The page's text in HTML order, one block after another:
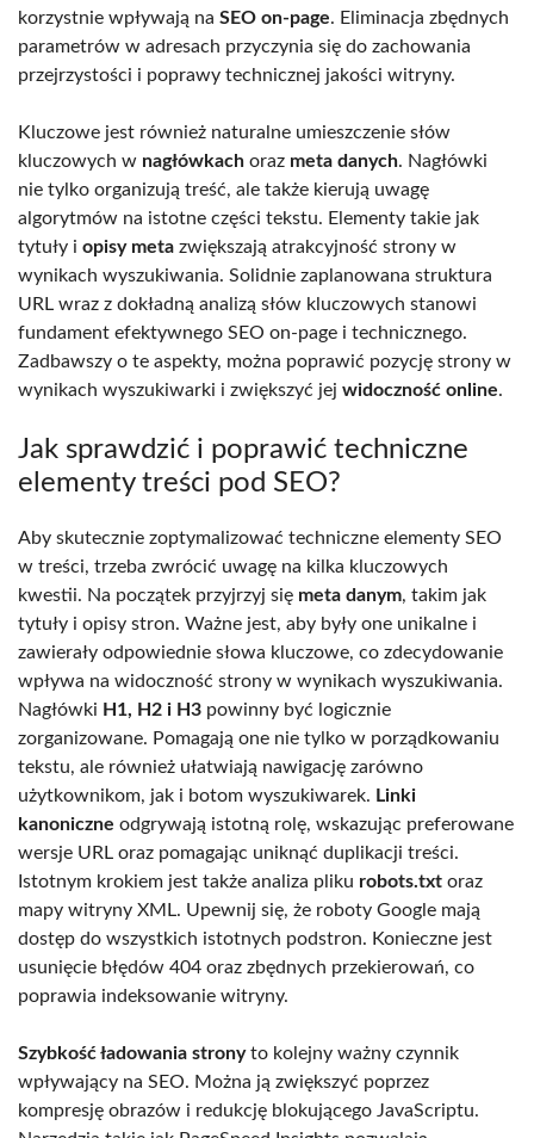
korzystnie wpływają na SEO on-page. Eliminacja zbędnych
parametrów w adresach przyczynia się do zachowania
przejrzystości i poprawy technicznej jakości witryny.
Kluczowe jest również naturalne umieszczenie słów
kluczowych w nagłówkach oraz meta danych. Nagłówki
nie tylko organizują treść, ale także kierują uwagę
algorytmów na istotne części tekstu. Elementy takie jak
tytuły i opisy meta zwiększają atrakcyjność strony w
wynikach wyszukiwania. Solidnie zaplanowana struktura
URL wraz z dokładną analizą słów kluczowych stanowi
fundament efektywnego SEO on-page i technicznego.
Zadbawszy o te aspekty, można poprawić pozycję strony w
wynikach wyszukiwarki i zwiększyć jej widoczność online.
Jak sprawdzić i poprawić techniczne
elementy treści pod SEO?
Aby skutecznie zoptymalizować techniczne elementy SEO
w treści, trzeba zwrócić uwagę na kilka kluczowych
kwestii. Na początek przyjrzyj się meta danym, takim jak
tytuły i opisy stron. Ważne jest, aby były one unikalne i
zawierały odpowiednie słowa kluczowe, co zdecydowanie
wpływa na widoczność strony w wynikach wyszukiwania.
Nagłówki H1, H2 i H3 powinny być logicznie
zorganizowane. Pomagają one nie tylko w porządkowaniu
tekstu, ale również ułatwiają nawigację zarówno
użytkownikom, jak i botom wyszukiwarek. Linki
kanoniczne odgrywają istotną rolę, wskazując preferowane
wersje URL oraz pomagając uniknąć duplikacji treści.
Istotnym krokiem jest także analiza pliku robots.txt oraz
mapy witryny XML. Upewnij się, że roboty Google mają
dostęp do wszystkich istotnych podstron. Konieczne jest
usunięcie błędów 404 oraz zbędnych przekierowań, co
poprawia indeksowanie witryny.
Szybkość ładowania stronyto kolejny ważny czynnik
wpływający na SEO. Można ją zwiększyć poprzez
kompresję obrazów i redukcję blokującego JavaScriptu.